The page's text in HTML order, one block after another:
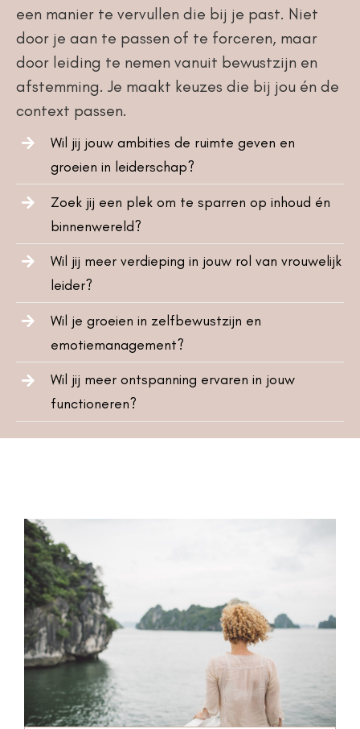
een manier te vervullen die bij je past. Niet
door je aan te passen of te forceren, maar
door leiding te nemen vanuit bewustzijn en
afstemming. Je maakt keuzes die bij jou én de
context passen.
Wil jij jouw ambities de ruimte geven en
groeien in leiderschap?
Zoek jij een plek om te sparren op inhoud én
binnenwereld?
Wil jij meer verdieping in jouw rol van vrouwelijk
leider?
Wil je groeien in zelfbewustzijn en
emotiemanagement?
Wil jij meer ontspanning ervaren in jouw
functioneren?